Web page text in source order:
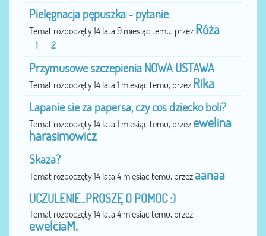
Pielęgnacja pępuszka - pytanie
Temat rozpoczęty 14 lata 9 miesiąc temu, przez Róża
1 2
Przymusowe szczepienia NOWA USTAWA
Temat rozpoczęty 14 lata 1 miesiąc temu, przez Rika
Lapanie sie za papersa, czy cos dziecko boli?
Temat rozpoczęty 14 lata 1 miesiąc temu, przez ewelina
harasimowicz
Skaza?
Temat rozpoczęty 14 lata 4 miesiąc temu, przezaanaa
UCZULENIE...PROSZĘ O POMOC :)
Temat rozpoczęty 14 lata 4 miesiąc temu, przez
ewelciaM.